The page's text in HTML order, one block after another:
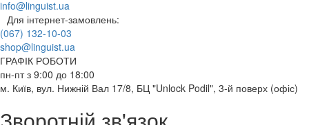
info@linguist.ua
Для інтернет-замовлень:
(067) 132-10-03
shop@linguist.ua
ГРАФІК РОБОТИ
пн-пт з 9:00 до 18:00
м. Київ, вул. Нижній Вал 17/8, БЦ "Unlock Podil", 3-й поверх (офіс)